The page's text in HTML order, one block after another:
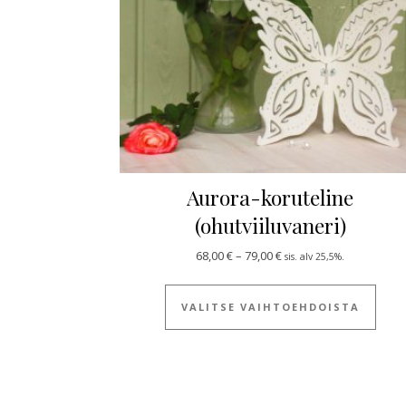
Aurora-koruteline
(ohutviiluvaneri)
68,00€– 79,00€Hintaluokka: 68,00 € -
sis. alv 25,5%.
VALITSE VAIHTOEHDOISTA